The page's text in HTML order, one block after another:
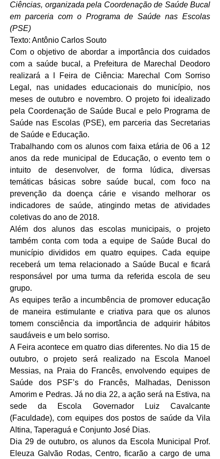
Ciências, organizada pela Coordenação de Saúde Bucal
em parceria com o Programa de Saúde nas Escolas
(PSE)
Texto: Antônio Carlos Souto
Com o objetivo de abordar a importância dos cuidados
com a saúde bucal, a Prefeitura de Marechal Deodoro
realizará a I Feira de Ciência: Marechal Com Sorriso
Legal, nas unidades educacionais do município, nos
meses de outubro e novembro. O projeto foi idealizado
pela Coordenação de Saúde Bucal e pelo Programa de
Saúde nas Escolas (PSE), em parceria das Secretarias
de Saúde e Educação.
Trabalhando com os alunos com faixa etária de 06 a 12
anos da rede municipal de Educação, o evento tem o
intuito de desenvolver, de forma lúdica, diversas
temáticas básicas sobre saúde bucal, com foco na
prevenção da doença cárie e visando melhorar os
indicadores de saúde, atingindo metas de atividades
coletivas do ano de 2018.
Além dos alunos das escolas municipais, o projeto
também conta com toda a equipe de Saúde Bucal do
município divididos em quatro equipes. Cada equipe
receberá um tema relacionado a Saúde Bucal e ficará
responsável por uma turma da referida escola de seu
grupo.
As equipes terão a incumbência de promover educação
de maneira estimulante e criativa para que os alunos
tomem consciência da importância de adquirir hábitos
saudáveis e um belo sorriso.
A Feira acontece em quatro dias diferentes. No dia 15 de
outubro, o projeto será realizado na Escola Manoel
Messias, na Praia do Francês, envolvendo equipes de
Saúde dos PSF’s do Francês, Malhadas, Denisson
Amorim e Pedras. Já no dia 22, a ação será na Estiva, na
sede da Escola Governador Luiz Cavalcante
(Faculdade), com equipes dos postos de saúde da Vila
Altina, Taperaguá e Conjunto José Dias.
Dia 29 de outubro, os alunos da Escola Municipal Prof.
Eleuza Galvão Rodas, Centro, ficarão a cargo de uma